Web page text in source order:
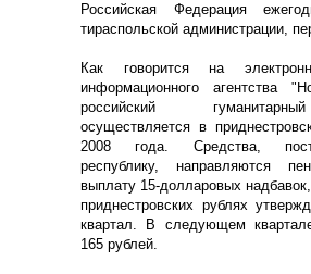
Российская Федерация
тираспольской администрации,
Как говорится на
информационного агентства
российский
осуществляется в
2008 года. Средства,
республику, направляются
выплату 15-долларовых
приднестровских рублях
квартал. В следующем
165 рублей.